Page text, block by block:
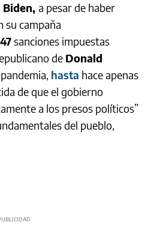
Biden, a pesar de haber
campaña
sanciones impuestas
de Donald
hasta hace apenas
de que el gobierno
a los presos políticos”
del pueblo,